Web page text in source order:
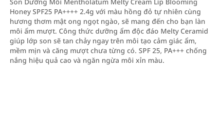
Honey SPF25 PA++++ 2.4g với màu hồng đỏ tự nhiên cùng
hương thơm mật ong ngọt ngào, sẽ mang đến cho bạn làn
môi ẩm mượt. Công thức dưỡng ẩm độc đáo Melty Ceramid
giúp lớp son sẽ tan chảy ngay trên môi tạo cảm giác ẩm,
mềm mịn và căng mượt chưa từng có. SPF 25, PA+++ chống
nắng hiệu quả cao và ngăn ngừa môi xỉn màu.